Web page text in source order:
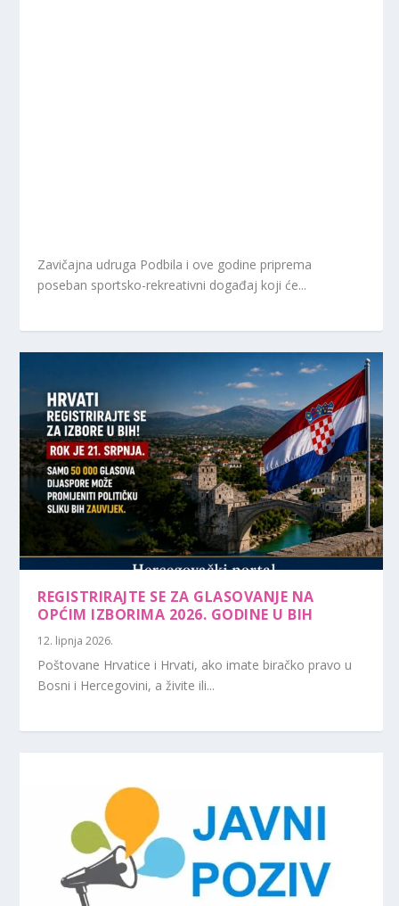
Zavičajna udruga Podbila i ove godine priprema
poseban sportsko-rekreativni događaj koji će...
REGISTRIRAJTE SE ZA GLASOVANJE NA
OPĆIM IZBORIMA 2026. GODINE U BIH
12. lipnja 2026.
Poštovane Hrvatice i Hrvati, ako imate biračko pravo u
Bosni i Hercegovini, a živite ili...